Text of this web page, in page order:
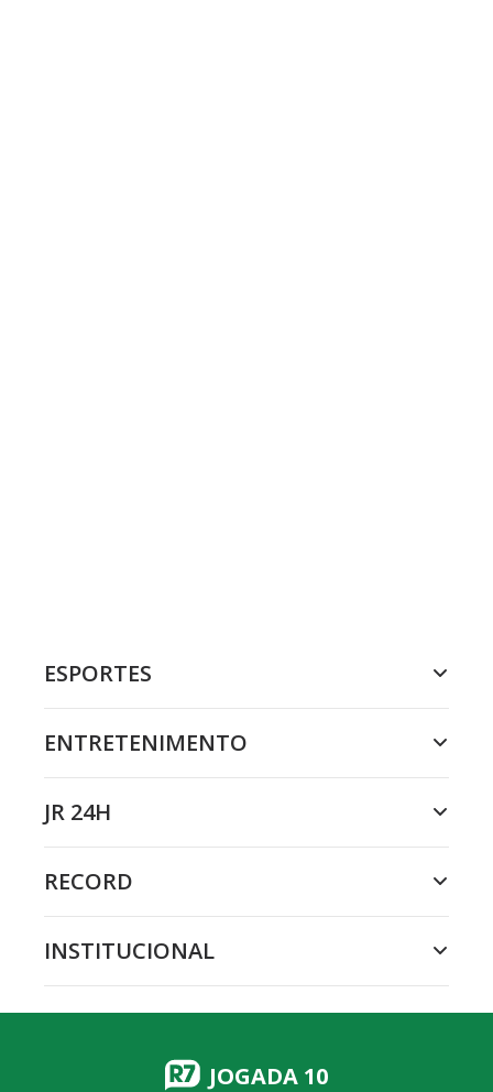
ESPORTES
ENTRETENIMENTO
JR 24H
RECORD
INSTITUCIONAL
JOGADA 10